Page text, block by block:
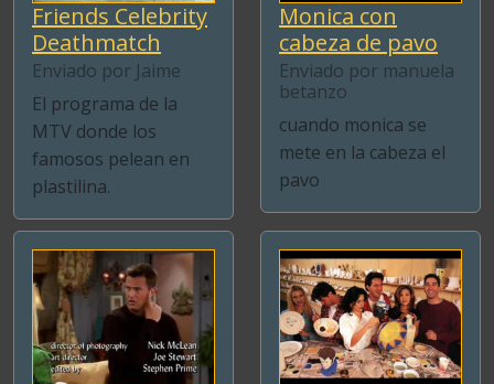
Friends Celebrity
Deathmatch
Enviado por Jaime
El programa de la
MTV donde los
famosos pelean en
plastilina.
Monica con
cabeza de pavo
Enviado por manuela
betanzo
cuando monica se
mete en la cabeza el
pavo